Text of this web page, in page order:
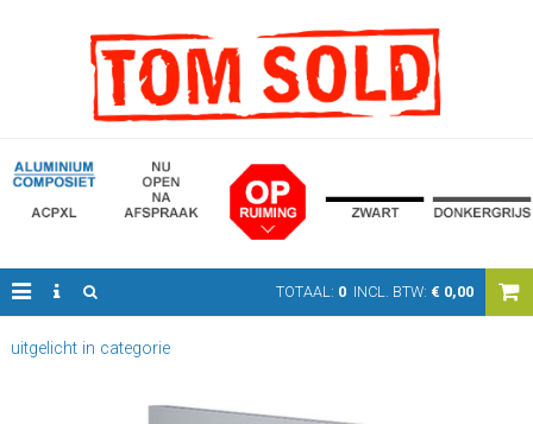
TOTAAL: 0 INCL. BTW: € 0,00
uitgelicht in categorie